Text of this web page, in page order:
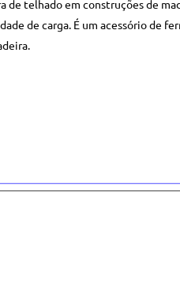
de telhado em construções de
de carga. É um acessório de